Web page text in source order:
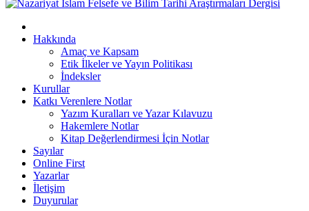
Hakkında
Amaç ve Kapsam
Etik İlkeler ve Yayın Politikası
İndeksler
Kurullar
Katkı Verenlere Notlar
Yazım Kuralları ve Yazar Kılavuzu
Hakemlere Notlar
Kitap Değerlendirmesi İçin Notlar
Sayılar
Online First
Yazarlar
İletişim
Duyurular